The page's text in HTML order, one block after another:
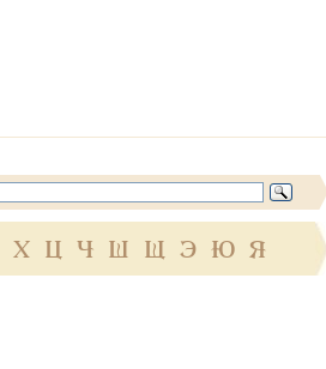
Х Ц Ч Ш Щ Э Ю Я